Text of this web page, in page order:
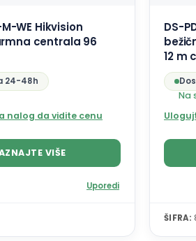
WE Hikvision
centrala 96
24-48h
nalog da vidite cenu
VIŠE
Uporedi
DS-
12 m
Na
ŠIFRA: